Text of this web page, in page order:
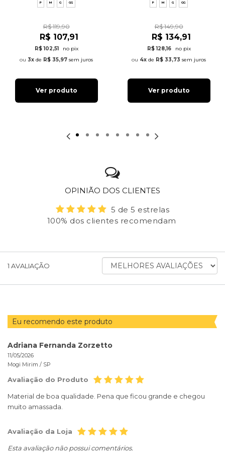
P M G GG
R$ 119,90
R$ 107,91
R$ 102,51
no pix
3x de R$ 35,97 sem juros
Ver produto
P M G GG
R$ 149,90
R$ 134,91
R$ 128,16
no pix
4x de R$ 33,73 sem juros
Ver produto
OPINIÃO DOS CLIENTES
5 de 5 estrelas
100% dos clientes recomendam
1 AVALIAÇÃO
ORDENAR
AVALIAÇÕES
Eu recomendo este produto
Adriana Fernanda Zorzetto
11/05/2026
Mogi Mirim / SP
Avaliação do Produto
Material de boa qualidade. Pena que ficou grande e chegou
muito amassada.
Avaliação da Loja
Esta avaliação não possui comentários.